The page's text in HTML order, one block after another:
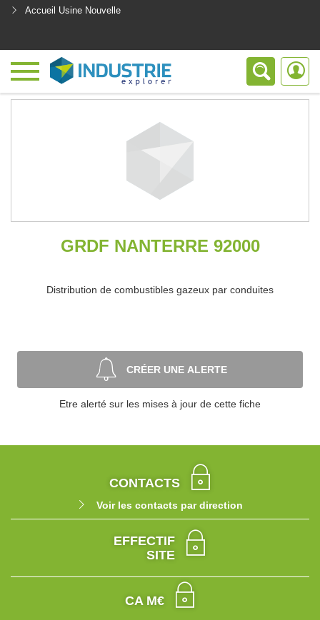
Accueil Usine Nouvelle
GRDF NANTERRE 92000
Distribution de combustibles gazeux par conduites
CRÉER UNE ALERTE
Etre alerté sur les mises à jour de cette fiche
CONTACTS
Voir les contacts par direction
EFFECTIF
SITE
CA M€